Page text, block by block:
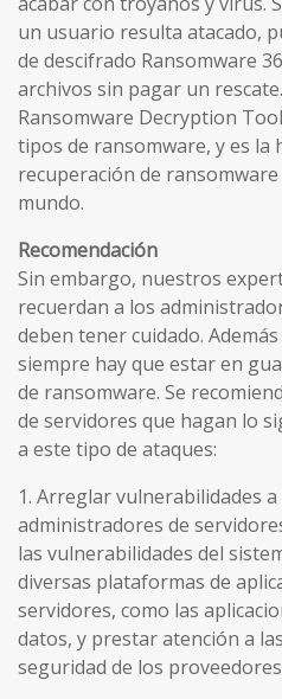
un usuario resulta atacado,
de descifrado Ransomware
archivos sin pagar un
Ransomware Decryption
tipos de ransomware, y es la
recuperación de
mundo.
Recomendación
Sin embargo, nuestros
recuerdan a los
deben tener cuidado.
siempre hay que estar en
de ransomware. Se
de servidores que hagan lo
a este tipo de ataques:
1. Arreglar vulnerabilidades
administradores de
las vulnerabilidades del
diversas plataformas de
servidores, como las
datos, y prestar atención a
seguridad de los